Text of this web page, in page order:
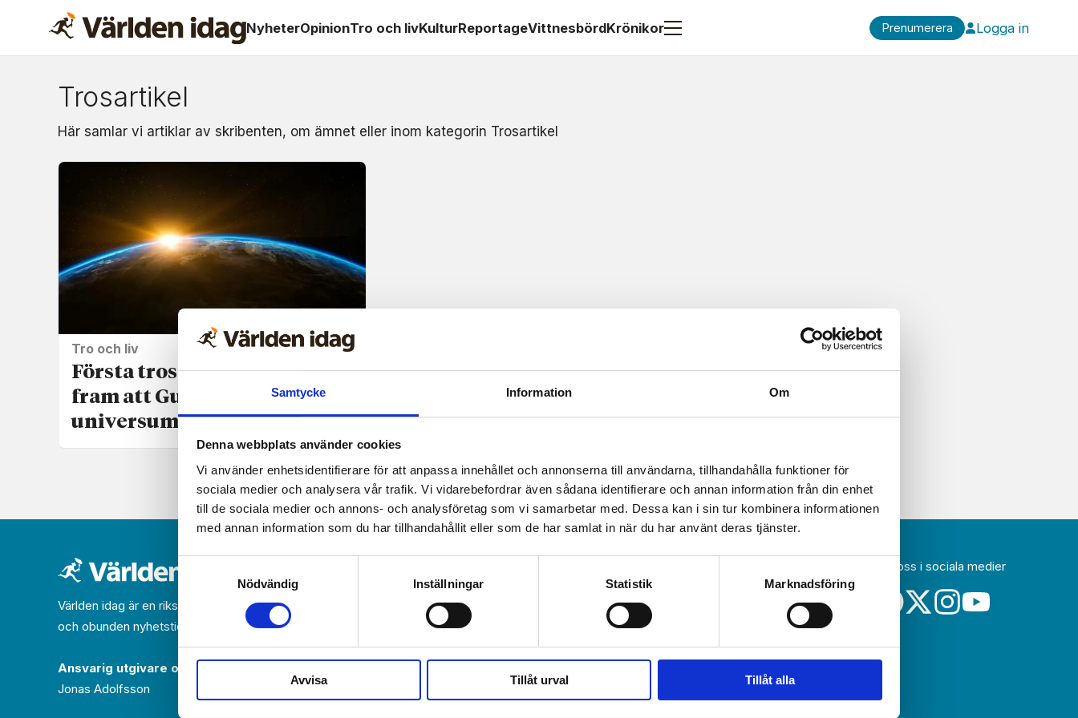
Samtycke Information Om
Denna webbplats använder cookies
Vi använder enhetsidentifierare för att anpassa innehållet och annonserna till användarna, tillhandahålla funktioner för
sociala medier och analysera vår trafik. Vi vidarebefordrar även sådana identifierare och annan information från din enhet
till de sociala medier och annons- och analysföretag som vi samarbetar med. Dessa kan i sin tur kombinera informationen
med annan information som du har tillhandahållit eller som de har samlat in när du har använt deras tjänster.
Samtyckesval
Nödvändig
Inställningar Statistik Marknadsföring
Avvisa Tillåt urval Tillåt alla
NyheterOpinionTro och livKulturReportageVittnesbördKrönikor Prenumerera Logga in
Om:
trosartikel
Trosartikel
Här samlar vi artiklar av skribenten, om ämnet eller inom kategorin Trosartikel
Tro och liv
Första trosartikeln lyfter
fram att Gud skapade
universum
Världen idag är en rikstäckande
och obunden nyhets­­­tidning på kristen grund.
Ansvarig utgivare och chef­redaktör:
Jonas Adolfsson
018-430 40 00
(kl 10–12, 14–16)
018-430 40 50
kundtjanst@varldenidag.se
Kundservice
Prenumerera
Annonsera
Följ oss i sociala medier